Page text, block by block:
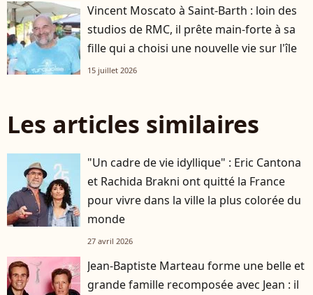
Vincent Moscato à Saint-Barth : loin des
studios de RMC, il prête main-forte à sa
fille qui a choisi une nouvelle vie sur l'île
15 juillet 2026
Les articles similaires
"Un cadre de vie idyllique" : Eric Cantona
et Rachida Brakni ont quitté la France
pour vivre dans la ville la plus colorée du
monde
27 avril 2026
Jean-Baptiste Marteau forme une belle et
grande famille recomposée avec Jean : il